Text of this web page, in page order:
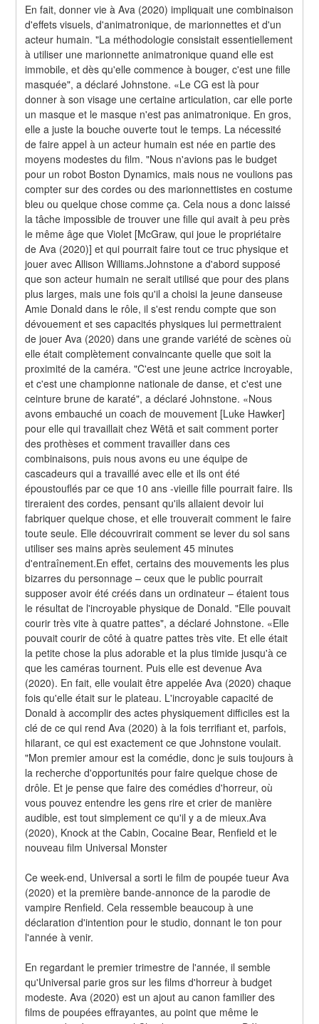
En fait, donner vie à Ava (2020) impliquait une combinaison
d'effets visuels, d'animatronique, de marionnettes et d'un
acteur humain. "La méthodologie consistait essentiellement
à utiliser une marionnette animatronique quand elle est
immobile, et dès qu'elle commence à bouger, c'est une fille
masquée", a déclaré Johnstone. «Le CG est là pour
donner à son visage une certaine articulation, car elle porte
un masque et le masque n'est pas animatronique. En gros,
elle a juste la bouche ouverte tout le temps. La nécessité
de faire appel à un acteur humain est née en partie des
moyens modestes du film. "Nous n'avions pas le budget
pour un robot Boston Dynamics, mais nous ne voulions pas
compter sur des cordes ou des marionnettistes en costume
bleu ou quelque chose comme ça. Cela nous a donc laissé
la tâche impossible de trouver une fille qui avait à peu près
le même âge que Violet [McGraw, qui joue le propriétaire
de Ava (2020)] et qui pourrait faire tout ce truc physique et
jouer avec Allison Williams.Johnstone a d'abord supposé
que son acteur humain ne serait utilisé que pour des plans
plus larges, mais une fois qu'il a choisi la jeune danseuse
Amie Donald dans le rôle, il s'est rendu compte que son
dévouement et ses capacités physiques lui permettraient
de jouer Ava (2020) dans une grande variété de scènes où
elle était complètement convaincante quelle que soit la
proximité de la caméra. "C'est une jeune actrice incroyable,
et c'est une championne nationale de danse, et c'est une
ceinture brune de karaté", a déclaré Johnstone. «Nous
avons embauché un coach de mouvement [Luke Hawker]
pour elle qui travaillait chez Wētā et sait comment porter
des prothèses et comment travailler dans ces
combinaisons, puis nous avons eu une équipe de
cascadeurs qui a travaillé avec elle et ils ont été
époustouflés par ce que 10 ans -vieille fille pourrait faire. Ils
tireraient des cordes, pensant qu'ils allaient devoir lui
fabriquer quelque chose, et elle trouverait comment le faire
toute seule. Elle découvrirait comment se lever du sol sans
utiliser ses mains après seulement 45 minutes
d'entraînement.En effet, certains des mouvements les plus
bizarres du personnage – ceux que le public pourrait
supposer avoir été créés dans un ordinateur – étaient tous
le résultat de l'incroyable physique de Donald. "Elle pouvait
courir très vite à quatre pattes", a déclaré Johnstone. «Elle
pouvait courir de côté à quatre pattes très vite. Et elle était
la petite chose la plus adorable et la plus timide jusqu'à ce
que les caméras tournent. Puis elle est devenue Ava
(2020). En fait, elle voulait être appelée Ava (2020) chaque
fois qu'elle était sur le plateau. L'incroyable capacité de
Donald à accomplir des actes physiquement difficiles est la
clé de ce qui rend Ava (2020) à la fois terrifiant et, parfois,
hilarant, ce qui est exactement ce que Johnstone voulait.
"Mon premier amour est la comédie, donc je suis toujours à
la recherche d'opportunités pour faire quelque chose de
drôle. Et je pense que faire des comédies d'horreur, où
vous pouvez entendre les gens rire et crier de manière
audible, est tout simplement ce qu'il y a de mieux.Ava
(2020), Knock at the Cabin, Cocaine Bear, Renfield et le
nouveau film Universal Monster
Ce week-end, Universal a sorti le film de poupée tueur Ava
(2020) et la première bande-annonce de la parodie de
vampire Renfield. Cela ressemble beaucoup à une
déclaration d'intention pour le studio, donnant le ton pour
l'année à venir.
En regardant le premier trimestre de l'année, il semble
qu'Universal parie gros sur les films d'horreur à budget
modeste. Ava (2020) est un ajout au canon familier des
films de poupées effrayantes, au point que même le